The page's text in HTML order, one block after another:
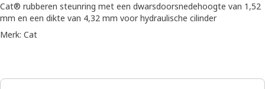
Cat® rubberen steunring met een dwarsdoorsnedehoogte van 1,52
mm en een dikte van 4,32 mm voor hydraulische cilinder
Merk: Cat